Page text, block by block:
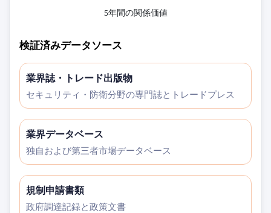
5年間の関係価値
検証済みデータソース
業界誌・トレード出版物
セキュリティ・防衛分野の専門誌とトレードプレス
業界データベース
独自および第三者市場データベース
規制申請書類
政府調達記録と政策文書